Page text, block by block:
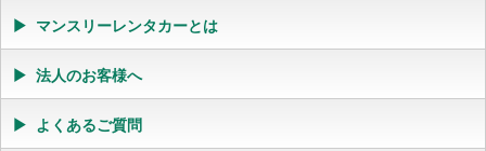
さんよりかなり安く乗れて料金的にも満足しています。（神戸
市、会社員）
社用車が故障したため急遽、翌日から代車が必要になり、賃貸自
動車さんにお世話になりました。格安というのもありますが、営
業先の滋賀や名古屋にいくのでナビとETCもついていて、電話し
てすぐに借りれてとても助かりました。トヨタのヴィッツを1ヶ
マンスリーレンタカーとは
法人のお客様へ
よくあるご質問